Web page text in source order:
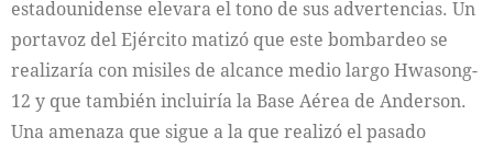
estadounidense elevara el tono de sus advertencias. Un
portavoz del Ejército matizó que este bombardeo se
realizaría con misiles de alcance medio largo Hwasong-
12 y que también incluiría la Base Aérea de Anderson.
Una amenaza que sigue a la que realizó el pasado